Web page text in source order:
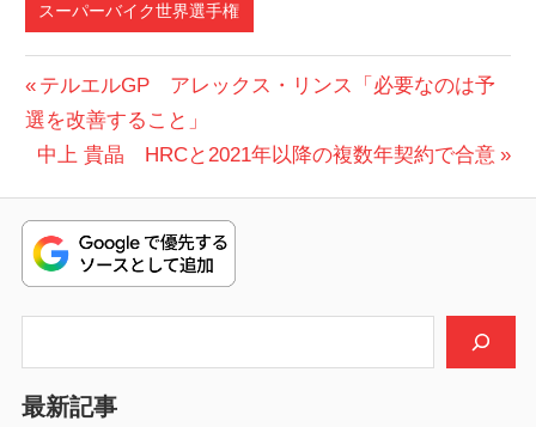
スーパーバイク世界選手権
投
稿
ビ
ゲ
ー
シ
ョ
前
の
投
テルエルGP アレックス・リンス「必要なのは予
選を改善すること」
次
投
稿:
中上 貴晶 HRCと2021年以降の複数年契約で合意
最新記事